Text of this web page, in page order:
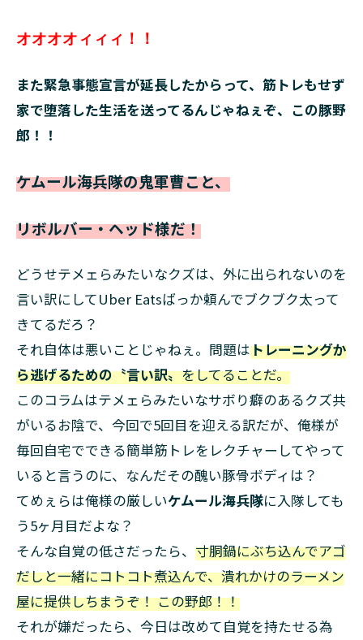
オオオオィィィ！！
また緊急事態宣言が延長したからって、筋トレもせず
家で堕落した生活を送ってるんじゃねぇぞ、この豚野
郎！！
ケムール海兵隊の鬼軍曹こと、
リボルバー・ヘッド様だ！
どうせテメェらみたいなクズは、外に出られないのを
言い訳にしてUber Eatsばっか頼んでブクブク太って
きてるだろ？
それ自体は悪いことじゃねぇ。問題はトレーニングか
ら逃げるための〝言い訳〟をしてることだ。
このコラムはテメェらみたいなサボり癖のあるクズ共
がいるお陰で、今回で5回目を迎える訳だが、俺様が
毎回自宅でできる簡単筋トレをレクチャーしてやって
いると言うのに、なんだその醜い豚骨ボディは？
てめぇらは俺様の厳しいケムール海兵隊に入隊しても
う5ヶ月目だよな？
そんな自覚の低さだったら、 寸胴鍋にぶち込んでアゴ
だしと一緒にコトコト煮込んで、潰れかけのラーメン
屋に提供しちまうぞ！ この野郎！！
それが嫌だったら、今日は改めて自覚を持たせる為